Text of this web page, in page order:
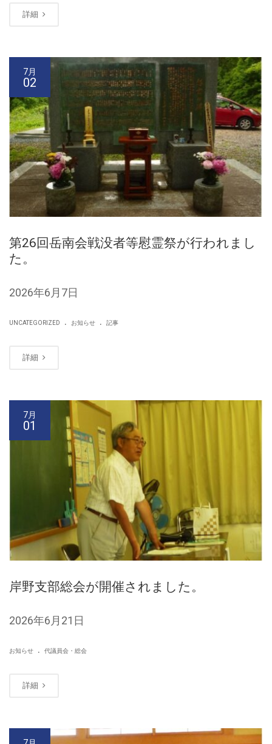
詳細
7月
02
第26回岳南会戦没者等慰霊祭が行われまし
た。
2026年6月7日
UNCATEGORIZED . お知らせ . 記事
詳細
7月
01
岸野支部総会が開催されました。
2026年6月21日
お知らせ . 代議員会・総会
詳細